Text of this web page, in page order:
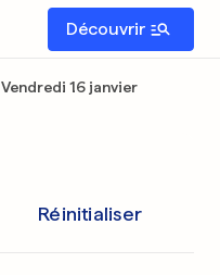
Découvrir
Vendredi 16 janvier
Réinitialiser